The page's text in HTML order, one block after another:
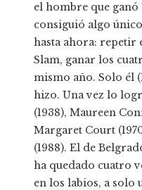
el hombre que ganó
consiguió algo
hasta ahora: repetir
Slam, ganar los
mismo año. Solo él
hizo. Una vez lo
(1938), Maureen
Margaret Court
(1988). El de
ha quedado cuatro
en los labios, a solo